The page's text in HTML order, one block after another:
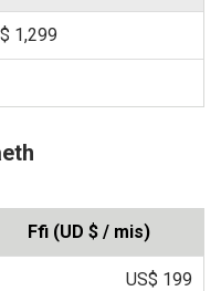
1,299
Ffi (UD $ / mis)
US$ 199